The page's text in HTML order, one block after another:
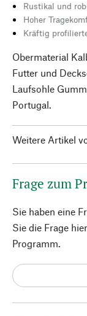
Rustikal und
Hoher
Kräftig
Obermaterial
Futter und
Laufsohle
Portugal.
Weitere Artikel
Frage zum
Sie haben eine
Sie die Frage
Programm.